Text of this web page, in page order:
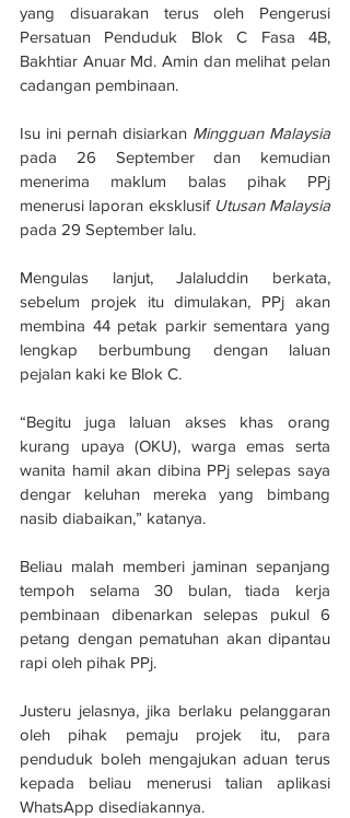
yang disuarakan terus oleh Pengerusi
Persatuan Penduduk Blok C Fasa 4B,
Bakhtiar Anuar Md. Amin dan melihat pelan
cadangan pembinaan.
Isu ini pernah disiarkan Mingguan Malaysia
pada 26 September dan kemudian
menerima maklum balas pihak PPj
menerusi laporan eksklusif Utusan Malaysia
pada 29 September lalu.
Mengulas lanjut, Jalaluddin berkata,
sebelum projek itu dimulakan, PPj akan
membina 44 petak parkir sementara yang
lengkap berbumbung dengan laluan
pejalan kaki ke Blok C.
“Begitu juga laluan akses khas orang
kurang upaya (OKU), warga emas serta
wanita hamil akan dibina PPj selepas saya
dengar keluhan mereka yang bimbang
nasib diabaikan,” katanya.
Beliau malah memberi jaminan sepanjang
tempoh selama 30 bulan, tiada kerja
pembinaan dibenarkan selepas pukul 6
petang dengan pematuhan akan dipantau
rapi oleh pihak PPj.
Justeru jelasnya, jika berlaku pelanggaran
oleh pihak pemaju projek itu, para
penduduk boleh mengajukan aduan terus
kepada beliau menerusi talian aplikasi
WhatsApp disediakannya.